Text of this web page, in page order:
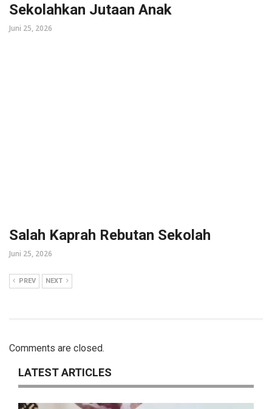
Sekolahkan Jutaan Anak
Juni 25, 2026
Salah Kaprah Rebutan Sekolah
Juni 25, 2026
PREV NEXT
Comments are closed.
LATEST ARTICLES